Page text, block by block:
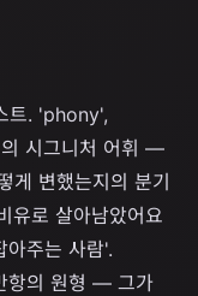
트. 'phony',
시그니처 어휘 —
게 변했는지의 분기
로 살아남았어요
주는 사람'.
항의 원형 — 그가